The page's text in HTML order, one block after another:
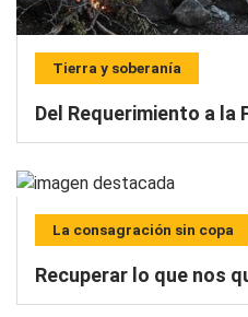
Tierra y soberanía
Del Requerimiento a la
La consagración sin copa
Recuperar lo que nos